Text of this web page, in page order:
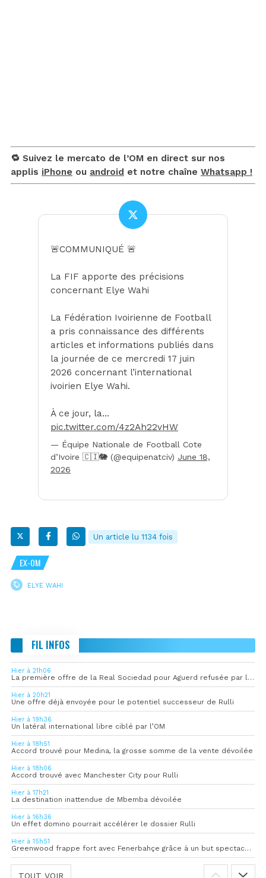
🔁 Suivez le mercato de l’OM en direct sur nos
applis iPhone ou android et notre chaîne Whatsapp !
🚨COMMUNIQUÉ 🚨
La FIF apporte des précisions
concernant Elye Wahi
La Fédération Ivoirienne de Football
a pris connaissance des différents
articles et informations publiés dans
la journée de ce mercredi 17 juin
2026 concernant l’international
ivoirien Elye Wahi.
À ce jour, la…
pic.twitter.com/4z2Ah22vHW
— Équipe Nationale de Football Cote
d’Ivoire 🇨🇮🐘 (@equipenatciv) June 18,
2026
Un article lu 1134 fois
EX-OM
ELYE WAHI
FIL INFOS
Hier à 21h06
La première offre de la Real Sociedad pour Aguerd refusée par l’OM
Hier à 20h21
Une offre déjà envoyée pour le potentiel successeur de Rulli
Hier à 19h36
Un latéral international libre ciblé par l’OM
Hier à 18h51
Accord trouvé pour Medina, la grosse somme de la vente dévoilée
Hier à 18h06
Accord trouvé avec Manchester City pour Rulli
Hier à 17h21
La destination inattendue de Mbemba dévoilée
Hier à 16h36
Un effet domino pourrait accélérer le dossier Rulli
Hier à 15h51
Greenwood frappe fort avec Fenerbahçe grâce à un but spectaculaire
TOUT VOIR